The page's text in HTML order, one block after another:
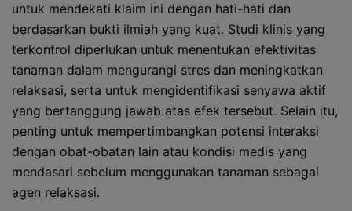
untuk mendekati klaim ini dengan hati-hati dan
berdasarkan bukti ilmiah yang kuat. Studi klinis yang
terkontrol diperlukan untuk menentukan efektivitas
tanaman dalam mengurangi stres dan meningkatkan
relaksasi, serta untuk mengidentifikasi senyawa aktif
yang bertanggung jawab atas efek tersebut. Selain itu,
penting untuk mempertimbangkan potensi interaksi
dengan obat-obatan lain atau kondisi medis yang
mendasari sebelum menggunakan tanaman sebagai
agen relaksasi.